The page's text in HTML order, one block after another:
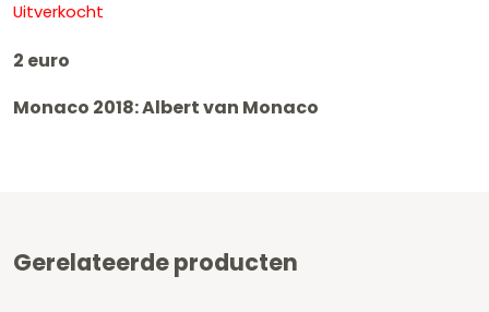
Uitverkocht
2 euro
Monaco 2018: Albert van Monaco
Gerelateerde producten